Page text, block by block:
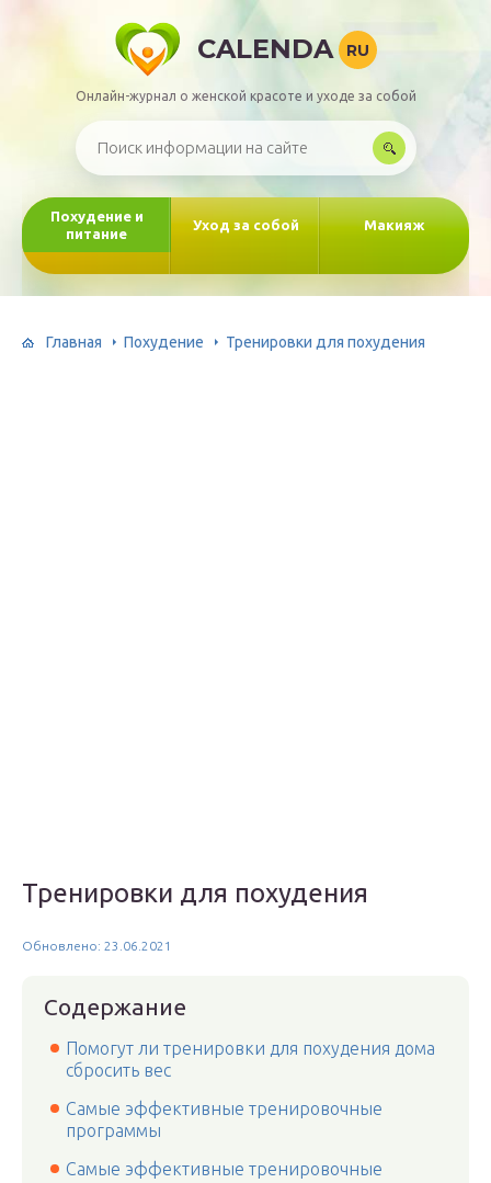
CALENDA RU
Онлайн-журнал о женской красоте и уходе за собой
Похудение и
питание
Уход за собой Макияж
Главная Похудение Тренировки для похудения
Тренировки для похудения
Обновлено: 23.06.2021
Содержание
Помогут ли тренировки для похудения дома
сбросить вес
Самые эффективные тренировочные
программы
Самые эффективные тренировочные